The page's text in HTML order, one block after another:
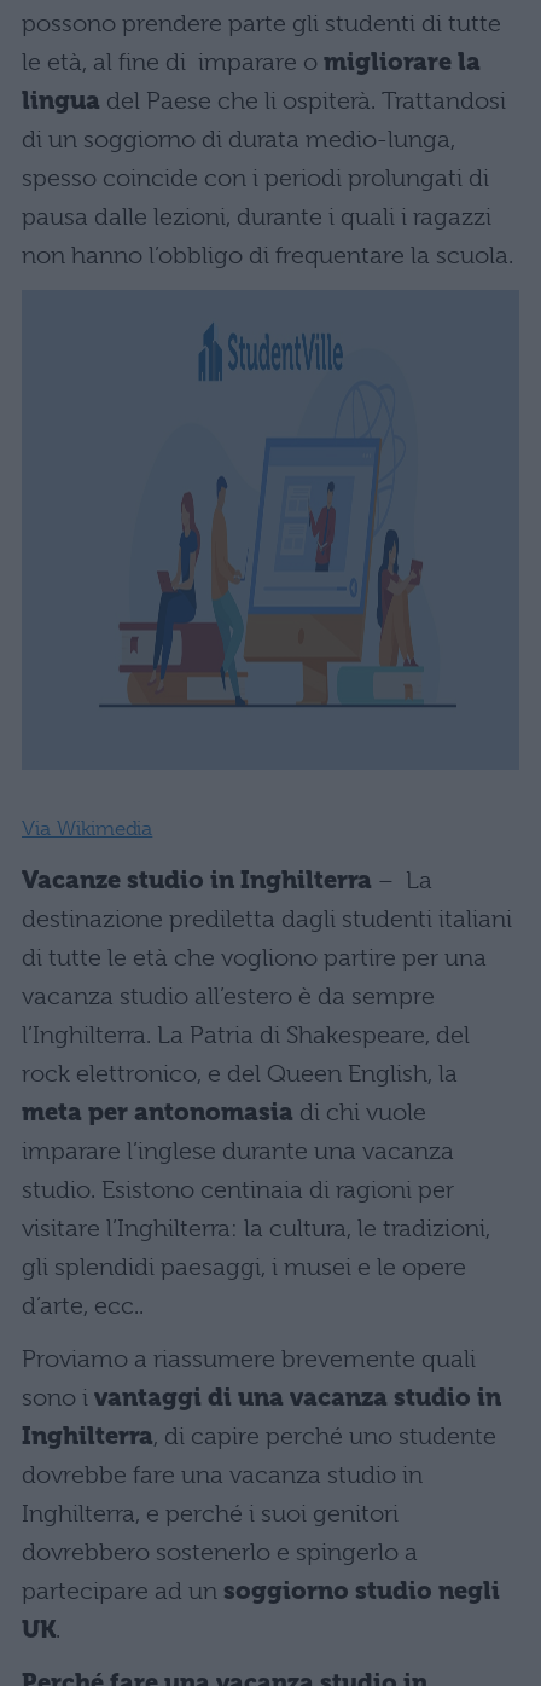
possono prendere parte gli studenti di tutte
le età, al fine di imparare o migliorare la
lingua del Paese che li ospiterà. Trattandosi
di un soggiorno di durata medio-lunga,
spesso coincide con i periodi prolungati di
pausa dalle lezioni, durante i quali i ragazzi
non hanno l’obbligo di frequentare la scuola.
Via Wikimedia
Vacanze studio in Inghilterra – La
destinazione prediletta dagli studenti italiani
di tutte le età che vogliono partire per una
vacanza studio all’estero è da sempre
l’Inghilterra. La Patria di Shakespeare, del
rock elettronico, e del Queen English, la
meta per antonomasia di chi vuole
imparare l’inglese durante una vacanza
studio. Esistono centinaia di ragioni per
visitare l’Inghilterra: la cultura, le tradizioni,
gli splendidi paesaggi, i musei e le opere
d’arte, ecc..
Proviamo a riassumere brevemente quali
sono i vantaggi di una vacanza studio in
Inghilterra, di capire perché uno studente
dovrebbe fare una vacanza studio in
Inghilterra, e perché i suoi genitori
dovrebbero sostenerlo e spingerlo a
partecipare ad un soggiorno studio negli
UK.